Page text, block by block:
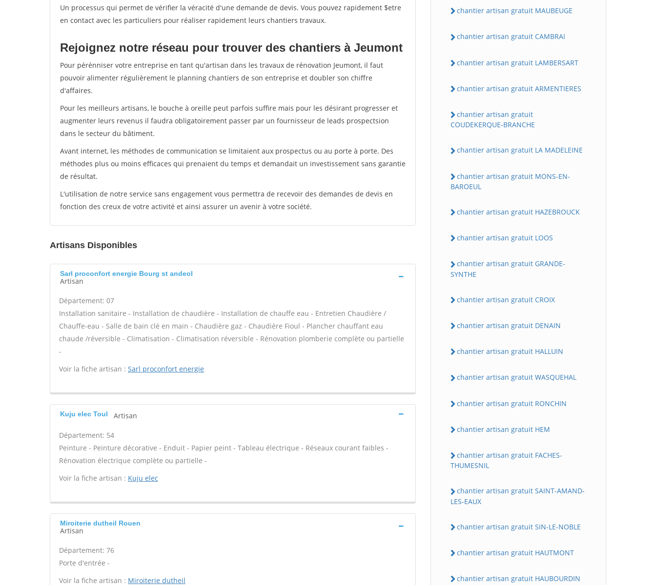
Un processus qui permet de vérifier la véracité d'une demande de devis. Vous pouvez rapidement $etre
en contact avec les particuliers pour réaliser rapidement leurs chantiers travaux.
Rejoignez notre réseau pour trouver des chantiers à Jeumont
Pour pérénniser votre entreprise en tant qu'artisan dans les travaux de rénovation Jeumont, il faut
pouvoir alimenter régulièrement le planning chantiers de son entreprise et doubler son chiffre
d'affaires.
Pour les meilleurs artisans, le bouche à oreille peut parfois suffire mais pour les désirant progresser et
augmenter leurs revenus il faudra obligatoirement passer par un fournisseur de leads prospectsion
dans le secteur du bâtiment.
Avant internet, les méthodes de communication se limitaient aux prospectus ou au porte à porte. Des
méthodes plus ou moins efficaces qui prenaient du temps et demandait un investissement sans garantie
de résultat.
L'utilisation de notre service sans engagement vous permettra de recevoir des demandes de devis en
fonction des creux de votre activité et ainsi assurer un avenir à votre société.
Artisans Disponibles
Sarl proconfort energie Bourg st andeol
Artisan
Département: 07
Installation sanitaire - Installation de chaudière - Installation de chauffe eau - Entretien Chaudière /
Chauffe-eau - Salle de bain clé en main - Chaudière gaz - Chaudière Fioul - Plancher chauffant eau
chaude /réversible - Climatisation - Climatisation réversible - Rénovation plomberie complète ou partielle
-
Voir la fiche artisan : Sarl proconfort energie
Kuju elec Toul Artisan
Département: 54
Peinture - Peinture décorative - Enduit - Papier peint - Tableau électrique - Réseaux courant faibles -
Rénovation électrique complète ou partielle -
Voir la fiche artisan : Kuju elec
Miroiterie dutheil Rouen
Artisan
Département: 76
Porte d'entrée -
Voir la fiche artisan : Miroiterie dutheil
chantier artisan gratuit MAUBEUGE
chantier artisan gratuit CAMBRAI
chantier artisan gratuit LAMBERSART
chantier artisan gratuit ARMENTIERES
chantier artisan gratuit
COUDEKERQUE-BRANCHE
chantier artisan gratuit LA MADELEINE
chantier artisan gratuit MONS-EN-
BAROEUL
chantier artisan gratuit HAZEBROUCK
chantier artisan gratuit LOOS
chantier artisan gratuit GRANDE-
SYNTHE
chantier artisan gratuit CROIX
chantier artisan gratuit DENAIN
chantier artisan gratuit HALLUIN
chantier artisan gratuit WASQUEHAL
chantier artisan gratuit RONCHIN
chantier artisan gratuit HEM
chantier artisan gratuit FACHES-
THUMESNIL
chantier artisan gratuit SAINT-AMAND-
LES-EAUX
chantier artisan gratuit SIN-LE-NOBLE
chantier artisan gratuit HAUTMONT
chantier artisan gratuit HAUBOURDIN